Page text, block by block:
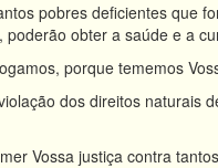
pobres deficientes que
poderão obter a saúde e a
porque tememos
dos direitos naturais
Vossa justiça contra